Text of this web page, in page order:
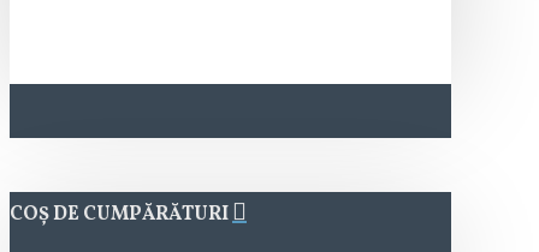
COȘ DE CUMPĂRĂTURI